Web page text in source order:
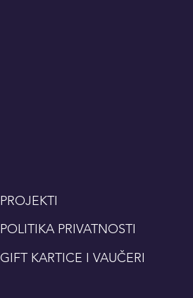
PROJEKTI
POLITIKA PRIVATNOSTI
GIFT KARTICE I VAUČERI